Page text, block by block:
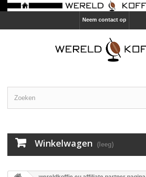
Neem contact op
Winkelwagen (leeg)